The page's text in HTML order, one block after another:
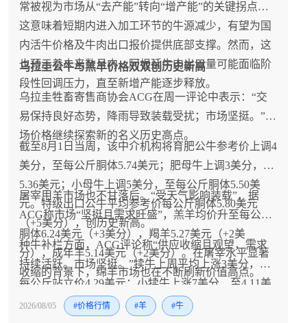
常被视为市场从“去产能”转向“增产能”的关键拐点。
这意味着短期内进入加工环节的牛源减少，有望为国
内活牛价格及牛肉出口报价提供底部支撑。然而，这
也预示着未来数月内，阿根廷牛肉出口量可能面临阶
段性回调压力，直至新增产能逐步释放。
乌拉圭公牛与羔羊价格双双创历史新高
乌拉圭牲畜寄售商协会ACG在周一评论中表示：“交
易保持良好态势，降雨导致装载受扰；市场坚挺。”牧
场价格继续探索新的名义历史高点。
截至8月1日当周，该中介机构将育肥公牛参考价上调4
美分，至每公斤胴体5.74美元；肥母牛上调3美分，至
5.36美元；小母牛上调5美分，至每公斤胴体5.50美
元。特级出口公牛平均参考价每公斤胴体5.80美元
（+5美分），创历史新高。
屠宰用羊市场也不甘落后。“受天气影响装载”，据
ACG称市场“坚挺且需求旺盛”，羔羊均价升至每公斤
胴体6.24美元（+3美分），羯羊5.27美元（+2美
分），成年羊5.14美元（+2美分）。在屠宰水平显著
收缩的背景下，绵羊市场也在不断刷新价值高点。
种牛补栏方面，ACG评论称“供应收缩且观望，需求
持续活跃。市场坚挺。”犊牛上周平均上涨3美分，至
每公斤站立价4.29美元；小犊牛上涨7美分，至4.11美
元；越冬母牛同样上涨（2.45美元）。
2026/08/05 #价格行情 #羊 #牛